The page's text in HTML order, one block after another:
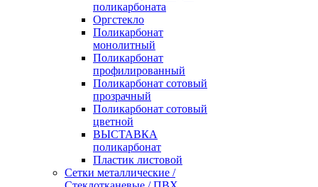
поликарбоната
Оргстекло
Поликарбонат
монолитный
Поликарбонат
профилированный
Поликарбонат сотовый
прозрачный
Поликарбонат сотовый
цветной
ВЫСТАВКА
поликарбонат
Пластик листовой
Сетки металлические /